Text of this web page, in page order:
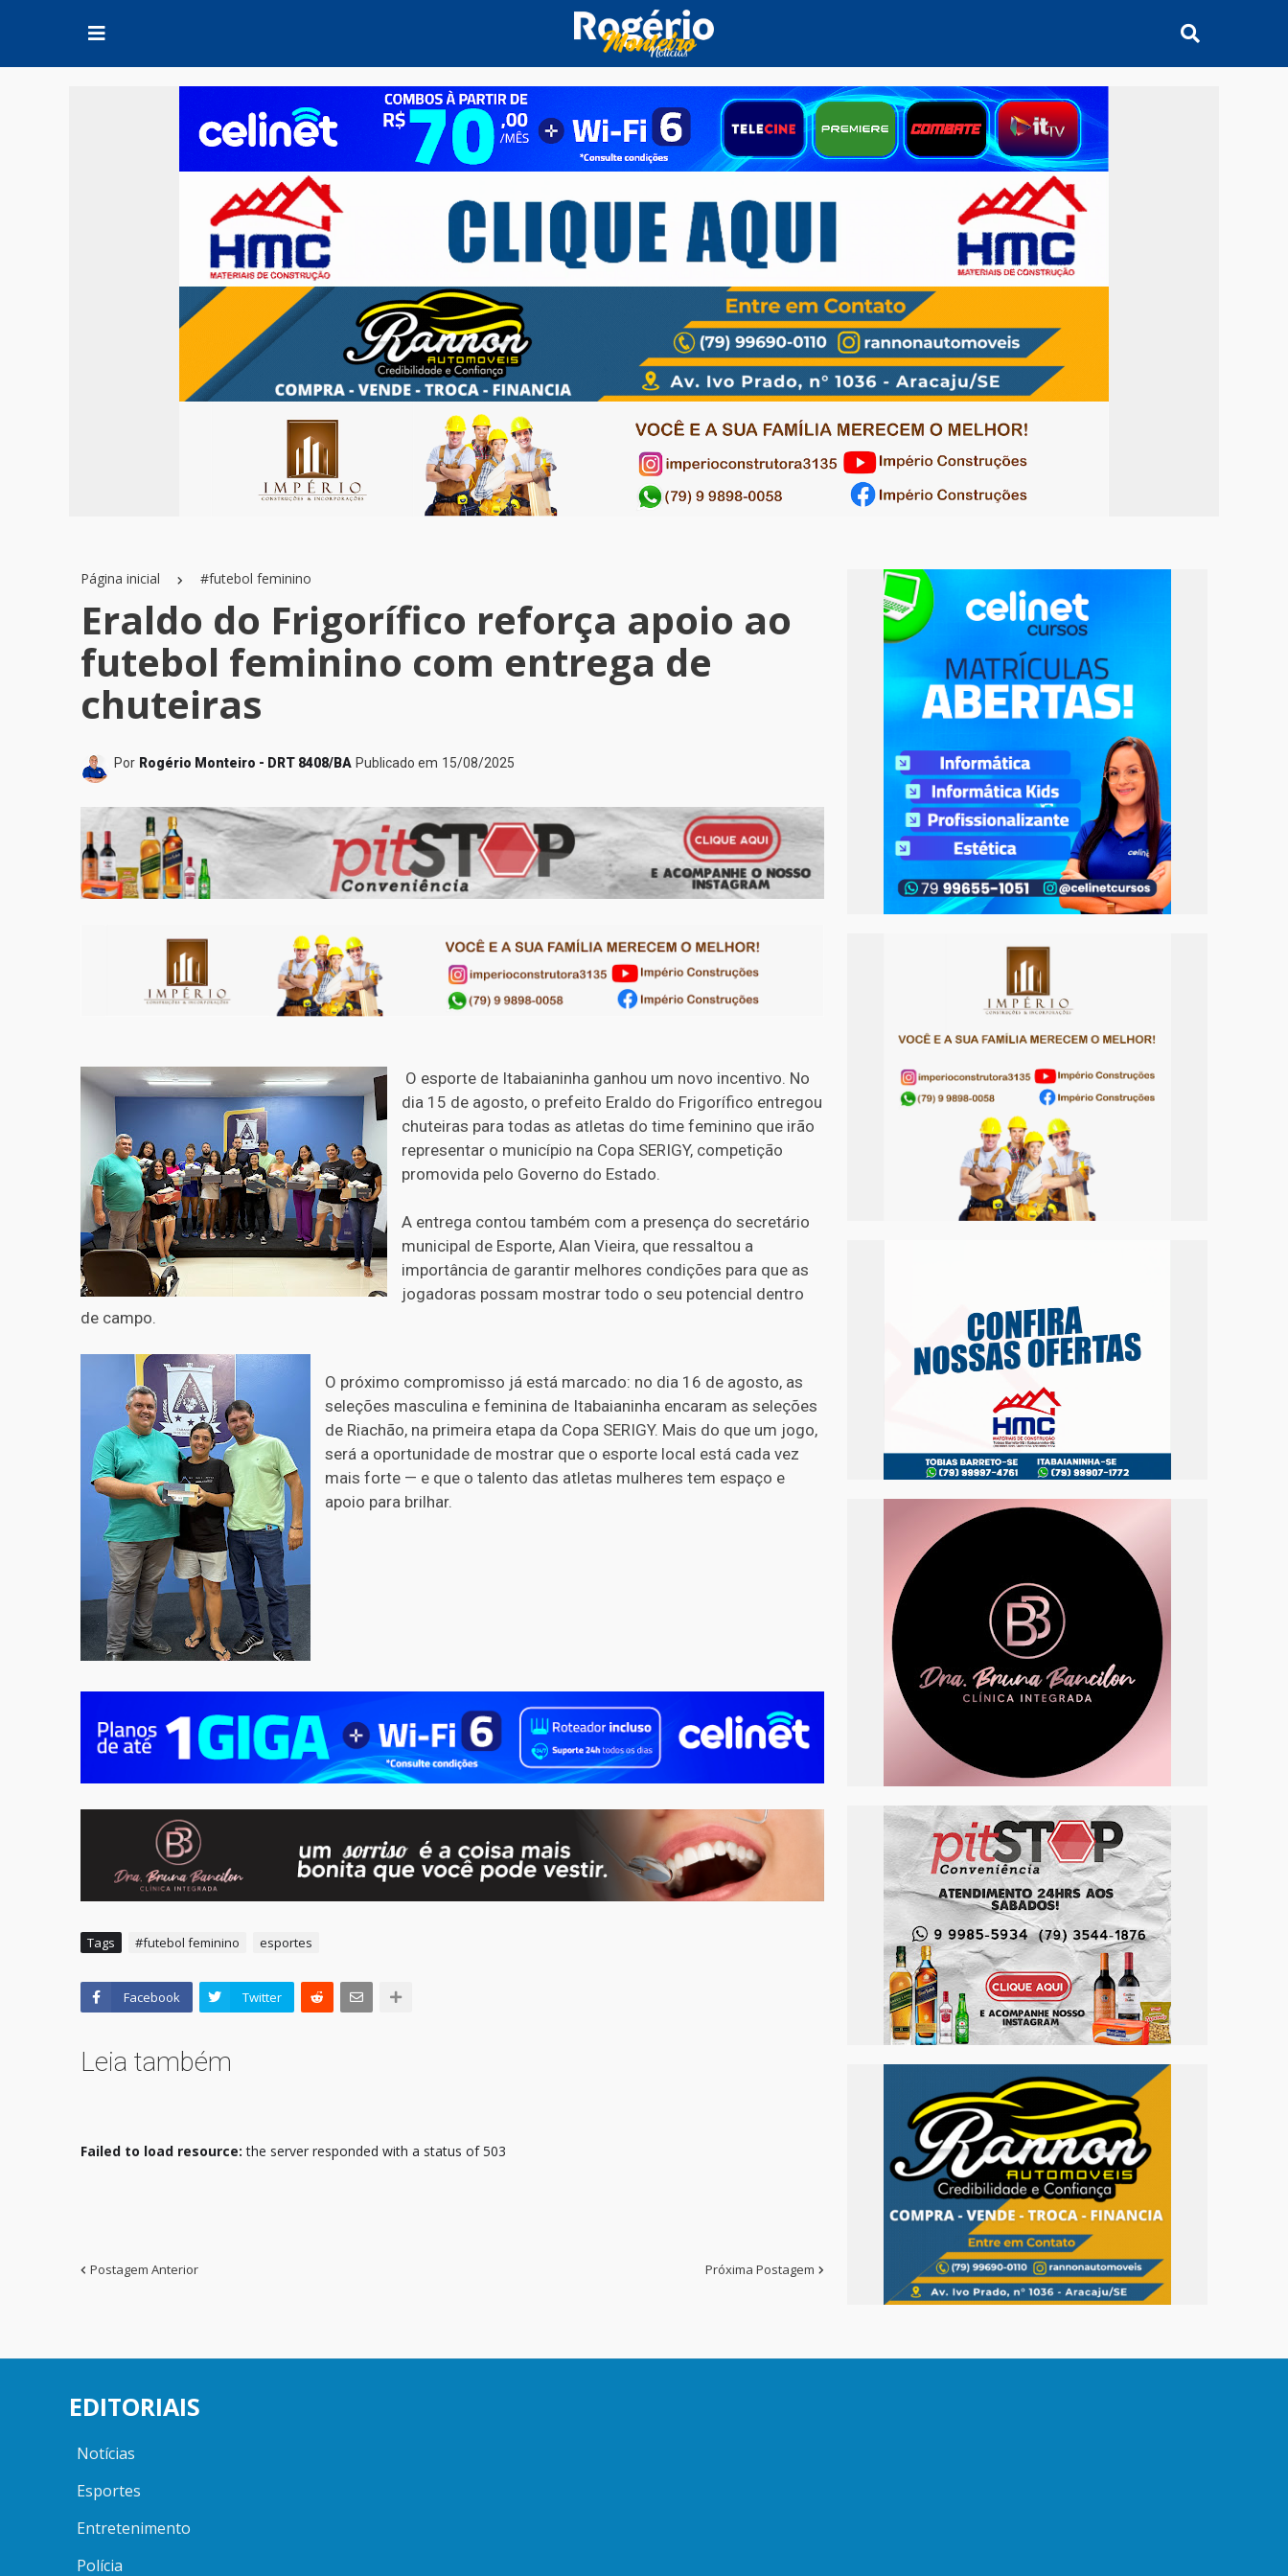
Página inicial #futebol feminino
Eraldo do Frigorífico reforça apoio ao
futebol feminino com entrega de
chuteiras
Por Rogério Monteiro - DRT 8408/BA Publicado em 15/08/2025
O esporte de Itabaianinha ganhou um novo incentivo. No
dia 15 de agosto, o prefeito Eraldo do Frigorífico entregou
chuteiras para todas as atletas do time feminino que irão
representar o município na Copa SERIGY, competição
promovida pelo Governo do Estado.
A entrega contou também com a presença do secretário
municipal de Esporte, Alan Vieira, que ressaltou a
importância de garantir melhores condições para que as
jogadoras possam mostrar todo o seu potencial dentro
de campo.
O próximo compromisso já está marcado: no dia 16 de agosto, as
seleções masculina e feminina de Itabaianinha encaram as seleções
de Riachão, na primeira etapa da Copa SERIGY. Mais do que um jogo,
será a oportunidade de mostrar que o esporte local está cada vez
mais forte — e que o talento das atletas mulheres tem espaço e
apoio para brilhar.
Tags #futebol feminino esportes
Facebook Twitter
Leia também
Failed to load resource: the server responded with a status of 503
Postagem Anterior Próxima Postagem
EDITORIAIS
Notícias
Esportes
Entretenimento
Polícia